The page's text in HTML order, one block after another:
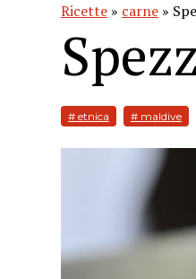
Ricette » carne »
# etnica # maldive